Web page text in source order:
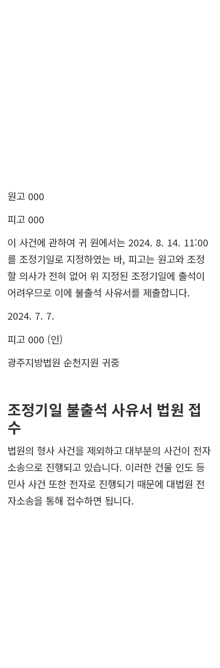
원고 000
피고 000
이 사건에 관하여 귀 원에서는 2024. 8. 14. 11:00
를 조정기일로 지정하였는 바, 피고는 원고와 조정
할 의사가 전혀 없어 위 지정된 조정기일에 출석이
어려우므로 이에 불출석 사유서를 제출합니다.
2024. 7. 7.
피고 000 (인)
광주지방법원 순천지원 귀중
조정기일 불출석 사유서 법원 접
수
법원의 형사 사건을 제외하고 대부분의 사건이 전자
소송으로 진행되고 있습니다. 이러한 건물 인도 등
민사 사건 또한 전자로 진행되기 때문에 대법원 전
자소송을 통해 접수하면 됩니다.